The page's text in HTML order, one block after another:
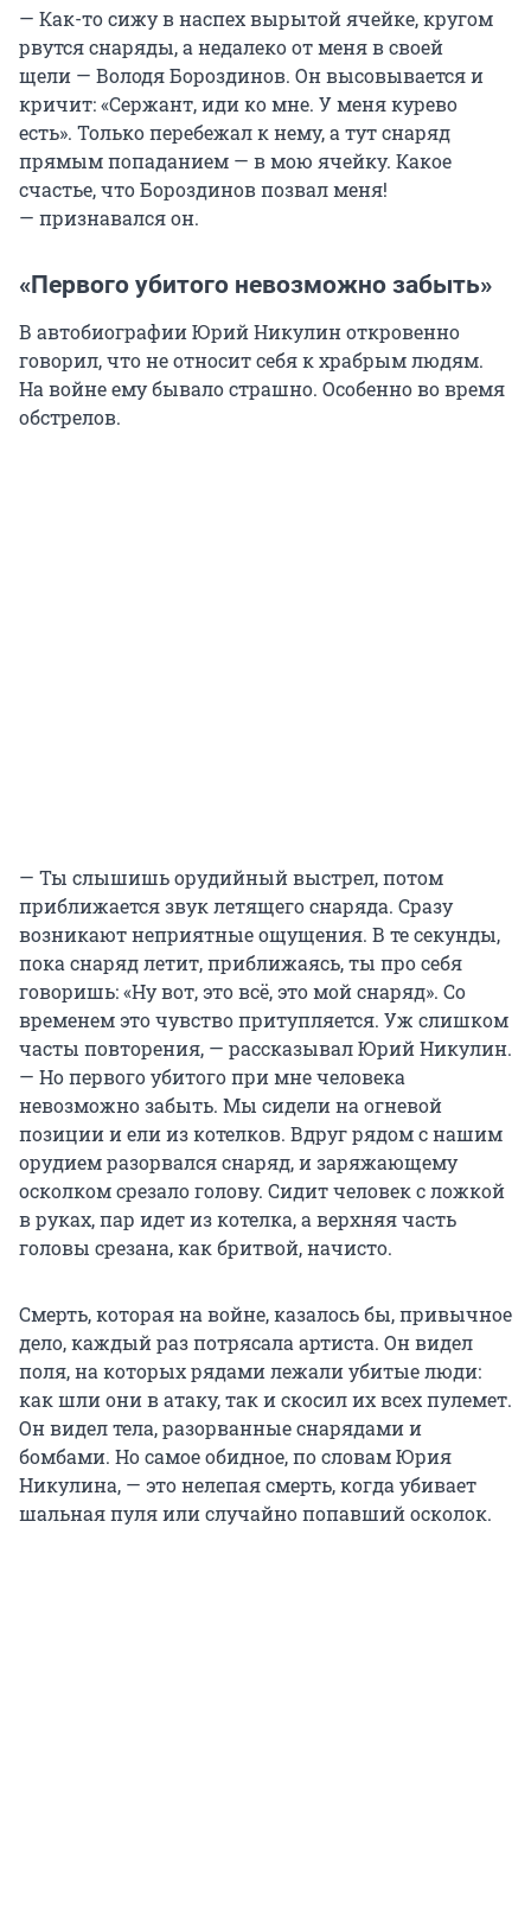
— Как-то сижу в наспех вырытой ячейке, кругом
рвутся снаряды, а недалеко от меня в своей
щели — Володя Бороздинов. Он высовывается и
кричит: «Сержант, иди ко мне. У меня курево
есть». Только перебежал к нему, а тут снаряд
прямым попаданием — в мою ячейку. Какое
счастье, что Бороздинов позвал меня!
— признавался он.
«Первого убитого невозможно забыть»
В автобиографии Юрий Никулин откровенно
говорил, что не относит себя к храбрым людям.
На войне ему бывало страшно. Особенно во время
обстрелов.
— Ты слышишь орудийный выстрел, потом
приближается звук летящего снаряда. Сразу
возникают неприятные ощущения. В те секунды,
пока снаряд летит, приближаясь, ты про себя
говоришь: «Ну вот, это всё, это мой снаряд». Со
временем это чувство притупляется. Уж слишком
часты повторения, — рассказывал Юрий Никулин.
— Но первого убитого при мне человека
невозможно забыть. Мы сидели на огневой
позиции и ели из котелков. Вдруг рядом с нашим
орудием разорвался снаряд, и заряжающему
осколком срезало голову. Сидит человек с ложкой
в руках, пар идет из котелка, а верхняя часть
головы срезана, как бритвой, начисто.
Смерть, которая на войне, казалось бы, привычное
дело, каждый раз потрясала артиста. Он видел
поля, на которых рядами лежали убитые люди:
как шли они в атаку, так и скосил их всех пулемет.
Он видел тела, разорванные снарядами и
бомбами. Но самое обидное, по словам Юрия
Никулина, — это нелепая смерть, когда убивает
шальная пуля или случайно попавший осколок.